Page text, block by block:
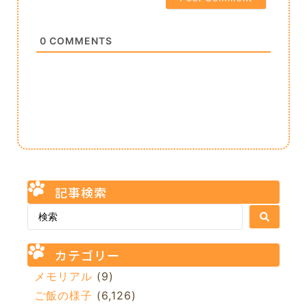
0 COMMENTS
記事検索
カテゴリー
メモリアル (9)
ご飯の様子 (6,126)